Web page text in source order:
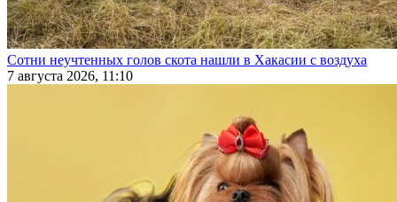
Сотни неучтенных голов скота нашли в Хакасии с воздуха
7 августа 2026, 11:10